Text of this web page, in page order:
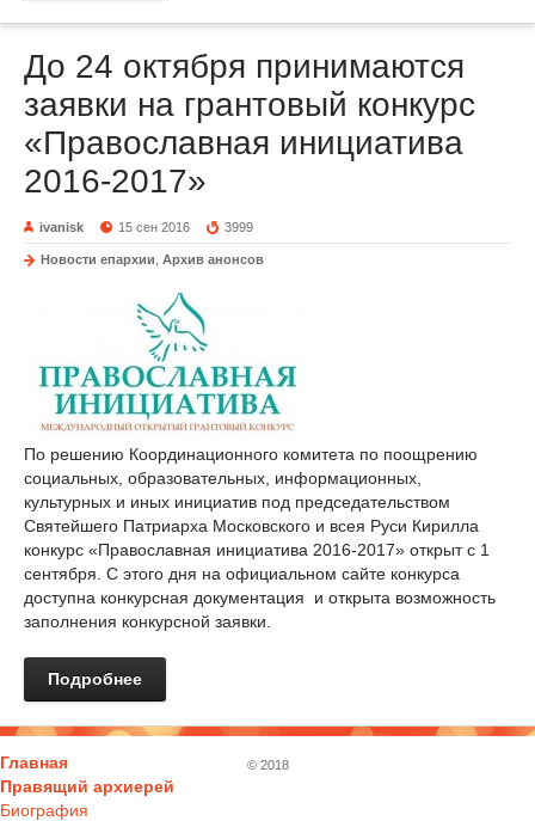
До 24 октября принимаются
заявки на грантовый конкурс
«Православная инициатива
2016-2017»
ivanisk 15 сен 2016 3999
Новости епархии Архив анонсов
По решению Координационного комитета по поощрению
социальных, образовательных, информационных,
культурных и иных инициатив под председательством
Святейшего Патриарха Московского и всея Руси Кирилла
конкурс «Православная инициатива 2016-2017» открыт с 1
сентября. С этого дня на официальном сайте конкурса
доступна конкурсная документация и открыта возможность
заполнения конкурсной заявки.
Подробнее
Главная
Правящий архиерей
Биография
© 2018